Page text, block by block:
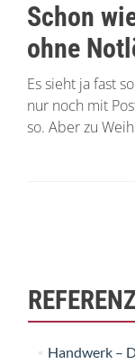
Schon
ohne
Es sieht ja fast
nur noch mit
so. Aber zu
Handwerk –